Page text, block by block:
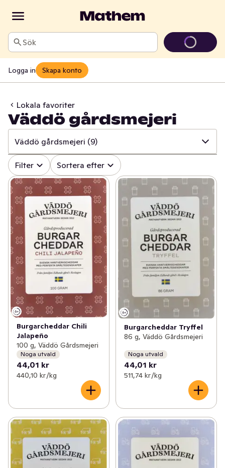
Sök
Logga in Skapa konto
Lokala favoriter
Väddö gårdsmejeri
Väddö gårdsmejeri (9)
✓ Alla (242)
✓ Österhagen Glass (7)
Sorunda (22)
Svenskt gårdsvilt
Väddö gårdsmejeri (9)
✓ Värmdö bryggeri
✓ Sövde musteri (5)
✓ Roslagsmjölk (5)
✓ Kalf & Hansen (8)
✓ Gateau
✓ Per i Viken (12)
Englamust (4)
Roots of Malmö
Filter Sortera efter
Burgarcheddar Chili
Jalapeño
100 g, Väddö Gårdsmejeri
Noga utvald
44,01 kr
440,10 kr /kg
Burgarcheddar Tryffel
86 g, Väddö Gårdsmejeri
Noga utvald
44,01 kr
511,74 kr /kg